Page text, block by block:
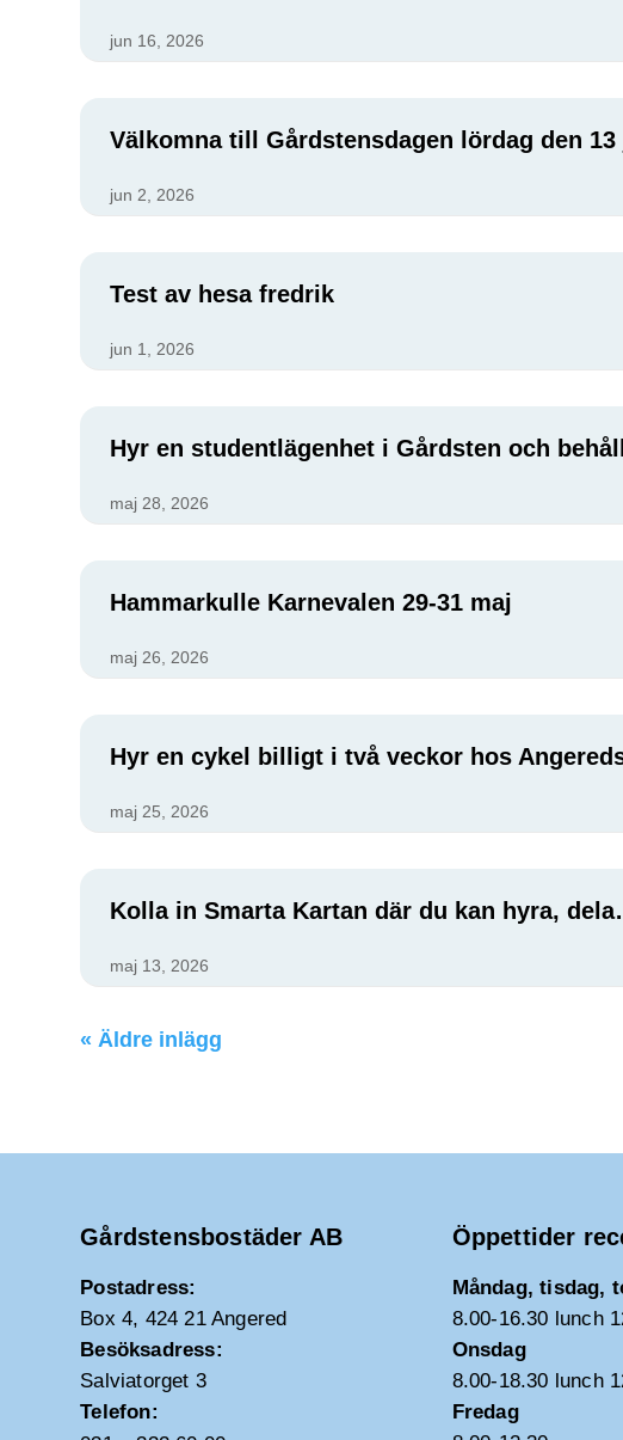
jun 16, 2026
Välkomna till Gårdstensdagen lördag den
jun 2, 2026
Test av hesa fredrik
jun 1, 2026
Hyr en studentlägenhet i Gårdsten och
maj 28, 2026
Hammarkulle Karnevalen 29-31 maj
maj 26, 2026
Hyr en cykel billigt i två veckor hos
maj 25, 2026
Kolla in Smarta Kartan där du kan hyra,
maj 13, 2026
« Äldre inlägg
Gårdstensbostäder AB
Postadress:
Box 4, 424 21 Angered
Besöksadress:
Salviatorget 3
Telefon:
Öppettider
Måndag, tisdag,
8.00-16.30 lunch
Onsdag
8.00-18.30 lunch
Fredag